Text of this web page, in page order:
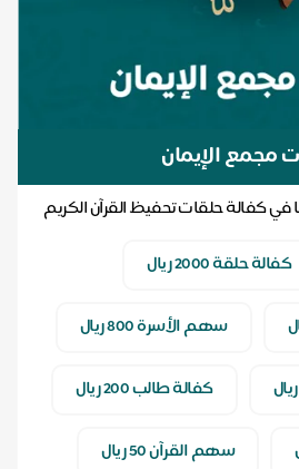
مجمع الإيمان
كفالة حلقات تحفيظ القرآن الكريم
كفالة حلقة 2000 ريال
سهم الأسرة 800 ريال
كفالة طالب 200 ريال
سهم القرآن 50 ريال